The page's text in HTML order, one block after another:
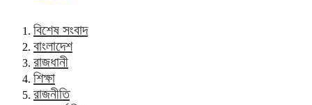
বিশেষ সংবাদ
বাংলাদেশ
রাজধানী
শিক্ষা
রাজনীতি